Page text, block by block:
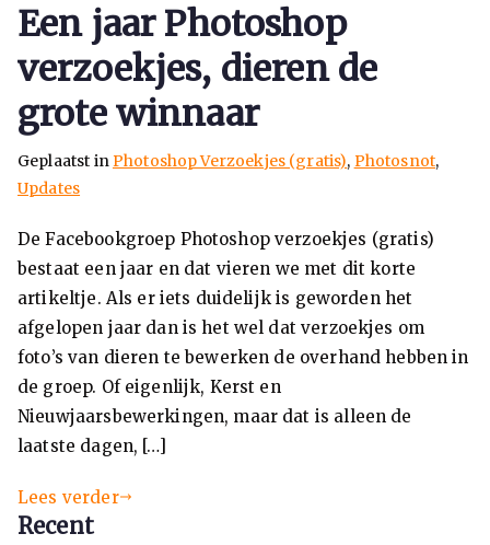
Een jaar Photoshop
verzoekjes, dieren de
grote winnaar
Geplaatst in Photoshop Verzoekjes (gratis), Photosnot,
Updates
De Facebookgroep Photoshop verzoekjes (gratis)
bestaat een jaar en dat vieren we met dit korte
artikeltje. Als er iets duidelijk is geworden het
afgelopen jaar dan is het wel dat verzoekjes om
foto’s van dieren te bewerken de overhand hebben in
de groep. Of eigenlijk, Kerst en
Nieuwjaarsbewerkingen, maar dat is alleen de
laatste dagen, […]
Lees verder
Recent